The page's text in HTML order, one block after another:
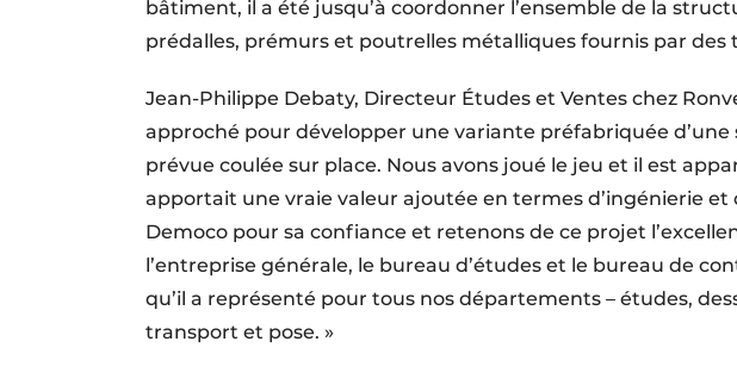
bâtiment, il a été jusqu’à coordonner l’ensemble de la
prédalles, prémurs et poutrelles métalliques fournis par des
Jean-Philippe Debaty, Directeur Études et Ventes chez
approché pour développer une variante préfabriquée
prévue coulée sur place. Nous avons joué le jeu et il est
apportait une vraie valeur ajoutée en termes d’ingénierie
Democo pour sa confiance et retenons de ce projet
l’entreprise générale, le bureau d’études et le bureau de
qu’il a représenté pour tous nos départements – études,
transport et pose. »